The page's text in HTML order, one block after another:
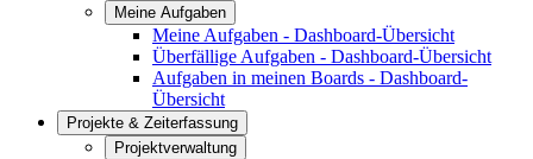
Meine Aufgaben
Meine Aufgaben - Dashboard-Übersicht
Überfällige Aufgaben - Dashboard-Übersicht
Aufgaben in meinen Boards - Dashboard-
Übersicht
Projekte & Zeiterfassung
Projektverwaltung